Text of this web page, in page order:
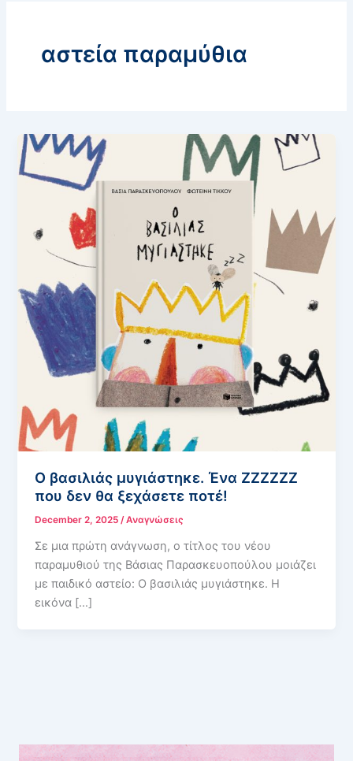
αστεία παραμύθια
Ο βασιλιάς μυγιάστηκε. Ένα ΖΖΖΖΖΖ
που δεν θα ξεχάσετε ποτέ!
December 2, 2025/Αναγνώσεις
Σε μια πρώτη ανάγνωση, ο τίτλος του νέου
παραμυθιού της Βάσιας Παρασκευοπούλου μοιάζει
με παιδικό αστείο: Ο βασιλιάς μυγιάστηκε. Η
εικόνα […]